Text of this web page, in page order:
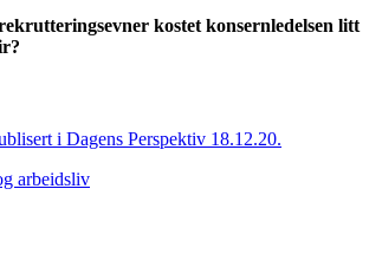
kostet konsernledelsen litt
i Dagens Perspektiv 18.12.20.
arbeidsliv